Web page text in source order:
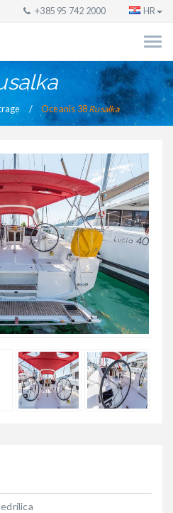
+385 95 742 2000 HR
Oceanis 38 Rusalka